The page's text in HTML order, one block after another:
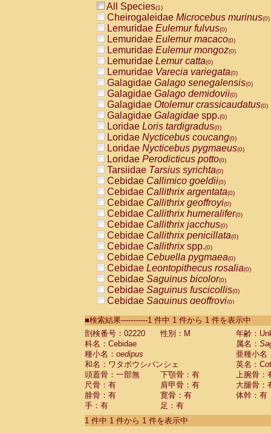
All Species(1)
Cheirogaleidae Microcebus murinus(0)
Lemuridae Eulemur fulvus(0)
Lemuridae Eulemur macaco(0)
Lemuridae Eulemur mongoz(0)
Lemuridae Lemur catta(0)
Lemuridae Varecia variegata(0)
Galagidae Galago senegalensis(0)
Galagidae Galago demidovii(0)
Galagidae Otolemur crassicaudatus(0)
Galagidae Galagidae spp.(0)
Loridae Loris tardigradus(0)
Loridae Nycticebus coucang(0)
Loridae Nycticebus pygmaeus(0)
Loridae Perodicticus potto(0)
Tarsiidae Tarsius syrichta(0)
Cebidae Callimico goeldii(0)
Cebidae Callithrix argentata(0)
Cebidae Callithrix geoffroyi(0)
Cebidae Callithrix humeralifer(0)
Cebidae Callithrix jacchus(0)
Cebidae Callithrix penicillata(0)
Cebidae Callithrixspp.(0)
Cebidae Cebuella pygmaea(0)
Cebidae Leontopithecus rosalia(0)
Cebidae Saguinus bicolor(0)
Cebidae Saguinus fuscicollis(0)
Cebidae Saguinus geoffroyi(0)
CebidaeSaguinus labiatus(0)
Cebidae Saguinus leucopus (0)
Cebidae
Cebidae
CebidaeSaguinus nigricollis (0)
Cebidae Saguinus oedipus
Cebidae Saguinus weddelli
Cebidae Saguinusspp.
Cebidae Aotus trivirgatus
Cebidae Cebus albifrons
■検索結果-----------1 件中 1 件から 1 件を表示中
剖検番号：02220
性別：M
年齢：
科名：Cebidae
属名：
種小名： oedipus
亜種小名
和名：ワタボウシパンシェ
英名：
頭蓋骨：一部無
下顎骨：有
上腕骨：
尺骨：有
肩甲骨：有
大腿骨：
腓骨：有
寛骨：有
体幹：有
手：有
足：有
1 件中 1 件から 1 件を表示中